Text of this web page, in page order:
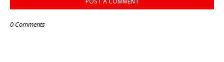
0 Comments